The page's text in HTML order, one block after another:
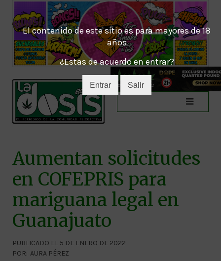
El contenido de este sitio es para mayores de 18
años
¿Estas de acuerdo en entrar?
Entrar Salir
Aumentan solicitudes
en COFEPRIS para
mariguana legal en
Guanajuato
PUBLICADO EL 5 DE ENERO DE 2022
POR: AURA PÉREZ